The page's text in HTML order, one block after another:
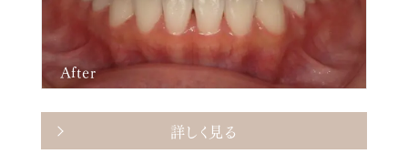
After
詳しく見る